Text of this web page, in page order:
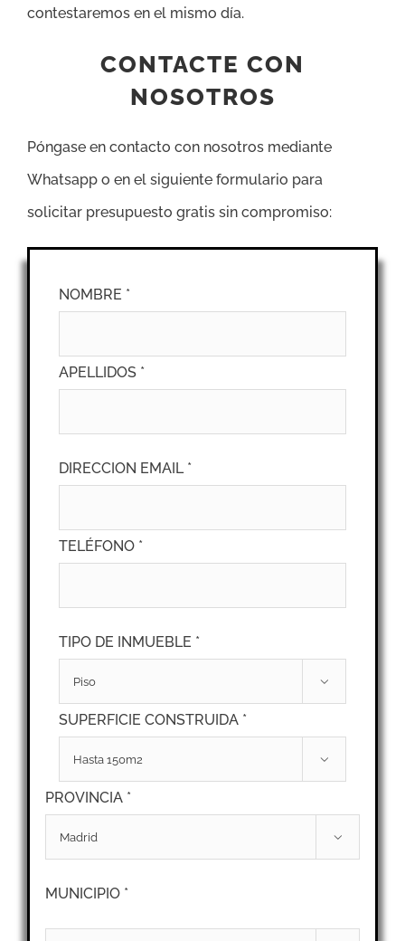
contestaremos en el mismo día.
CONTACTE CON
NOSOTROS
Póngase en contacto con nosotros mediante
Whatsapp o en el siguiente formulario para
solicitar presupuesto gratis sin compromiso:
NOMBRE *
APELLIDOS *
DIRECCION EMAIL *
TELÉFONO *
TIPO DE INMUEBLE *

SUPERFICIE CONSTRUIDA *

PROVINCIA *

MUNICIPIO *